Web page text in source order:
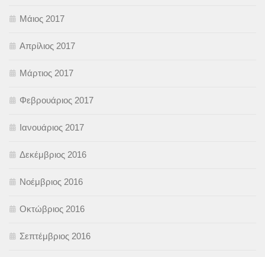
Μάιος 2017
Απρίλιος 2017
Μάρτιος 2017
Φεβρουάριος 2017
Ιανουάριος 2017
Δεκέμβριος 2016
Νοέμβριος 2016
Οκτώβριος 2016
Σεπτέμβριος 2016